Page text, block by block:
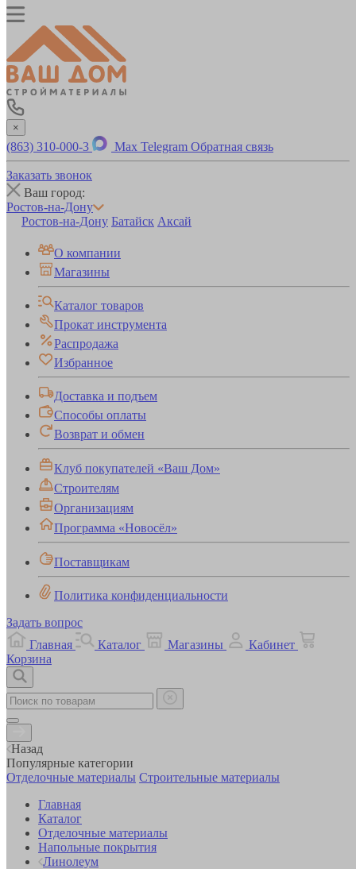
×
(863) 310-000-3 Max Telegram Обратная связь
Заказать звонок
Ваш город:
Ростов-на-Дону
Ростов-на-Дону Батайск Аксай
О компании
Магазины
Каталог товаров
Прокат инструмента
Распродажа
Избранное
Доставка и подъем
Способы оплаты
Возврат и обмен
Клуб покупателей «Ваш Дом»
Строителям
Организациям
Программа «Новосёл»
Поставщикам
Политика конфиденциальности
Задать вопрос
Главная
Каталог Магазины
Кабинет
Корзина
Назад
Популярные категории
Отделочные материалы Строительные материалы
Главная
Каталог
Отделочные материалы
Напольные покрытия
Линолеум